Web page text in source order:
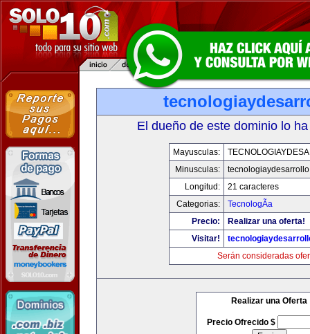
El dueño de este dominio lo
Mayusculas:
Minusculas:
Longitud:
21 caracteres
Categorias:
TecnologÃ­a
Precio:
Realizar una oferta!
Visitar!
Serán consideradas
Realizar una Oferta
Precio Ofrecido $